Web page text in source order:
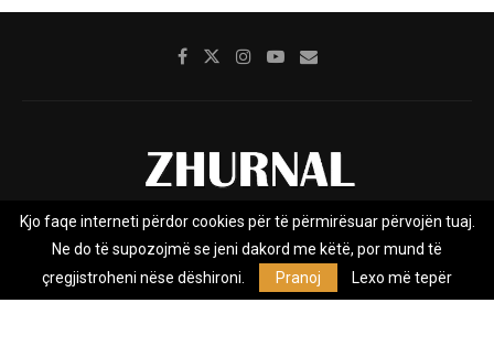
Rreth nesh Impresumi Marketing
Privacy Policy
Zhurnal.mk është Agjenci e Lajmeve e pavarur, e themeluar në vitin
Kjo faqe interneti përdor cookies për të përmirësuar përvojën tuaj.
Ne do të supozojmë se jeni dakord me këtë, por mund të
çregjistroheni nëse dëshironi.
Pranoj Lexo më tepër